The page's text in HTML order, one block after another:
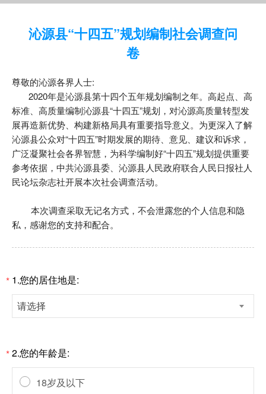
沁源县“十四五”规划编制社会调查问
卷
尊敬的沁源各界人士:
2020年是沁源县第十四个五年规划编制之年。高起点、高
标准、高质量编制沁源县“十四五”规划，对沁源高质量转型发
展再造新优势、构建新格局具有重要指导意义。为更深入了解
沁源县公众对“十四五”时期发展的期待、意见、建议和诉求，
广泛凝聚社会各界智慧，为科学编制好“十四五”规划提供重要
参考依据，中共沁源县委、沁源县人民政府联合人民日报社人
民论坛杂志社开展本次社会调查活动。
本次调查采取无记名方式，不会泄露您的个人信息和隐
私，感谢您的支持和配合。
* 1.您的居住地是:
请选择
*2.您的年龄是:
18岁及以下